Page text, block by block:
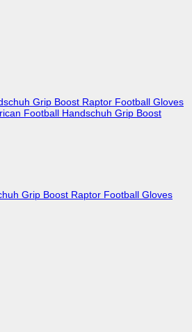
Grip Boost Raptor Football Gloves